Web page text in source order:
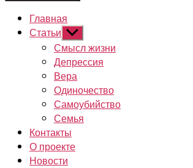
Главная
Статьи Показывать
подменю
Смысл жизни
Депрессия
Вера
Одиночество
Самоубийство
Семья
Контакты
О проекте
Новости